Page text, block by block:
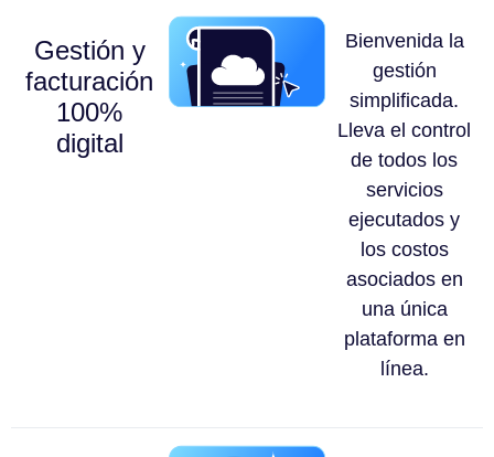
Gestión y
facturación
100%
digital
Bienvenida la
gestión
simplificada.
Lleva el control
de todos los
servicios
ejecutados y
los costos
asociados en
una única
plataforma en
línea.